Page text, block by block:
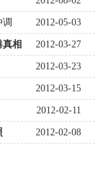
2012-05-03
相 2012-03-27
2012-03-23
2012-03-15
2012-02-11
2012-02-08